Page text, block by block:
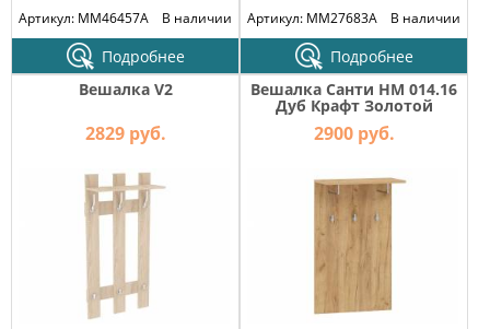
Артикул: MM46457A
В наличии
Подробнее
Артикул: MM27683A
В наличии
Подробнее
Вешалка V2
2829 руб.
Вешалка Санти НМ 014.16
Дуб Крафт Золотой
2900 руб.